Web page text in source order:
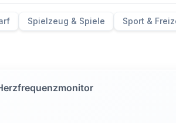
Spielzeug & Spiele Sport &